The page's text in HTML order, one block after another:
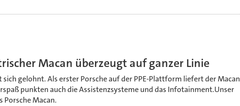
Macan überzeugt auf ganzer Linie
sich gelohnt. Als erster Porsche auf der PPE-Plattform liefert der Macan
punkten auch die Assistenzsysteme und das Infotainment.Unser
Porsche Macan.